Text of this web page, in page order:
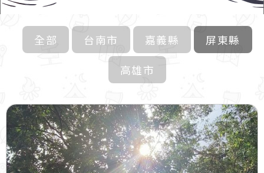
全部 台南市 嘉義縣
屏東縣
高雄市